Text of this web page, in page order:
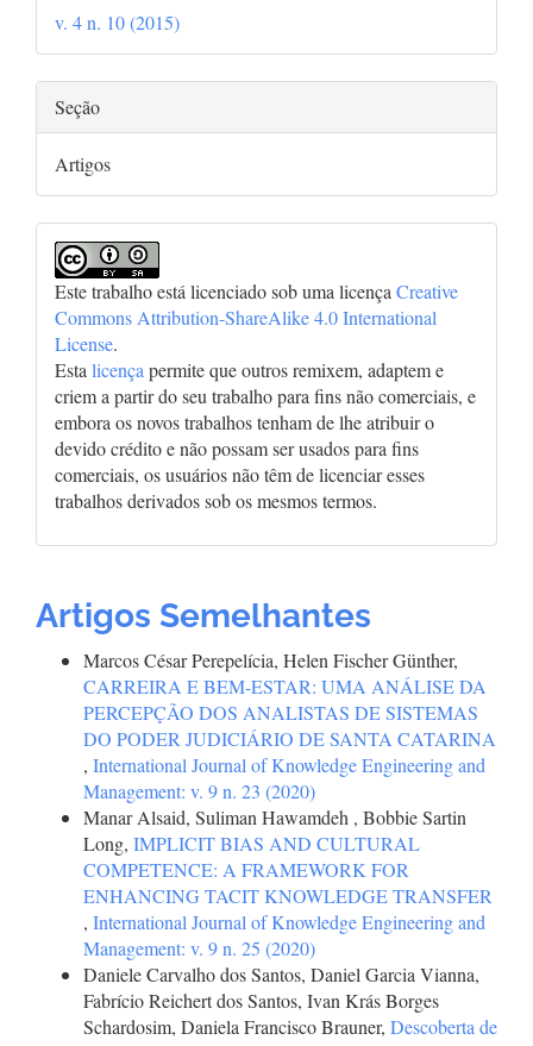
artigo
v. 4 n. 10 (2015)
Seção
Artigos
Este trabalho está licenciado sob uma licença Creative
Commons Attribution-ShareAlike 4.0 International
License.
Esta licença permite que outros remixem, adaptem e
criem a partir do seu trabalho para fins não comerciais, e
embora os novos trabalhos tenham de lhe atribuir o
devido crédito e não possam ser usados para fins
comerciais, os usuários não têm de licenciar esses
trabalhos derivados sob os mesmos termos.
Artigos Semelhantes
Marcos César Perepelícia, Helen Fischer Günther,
CARREIRA E BEM-ESTAR: UMA ANÁLISE DA
PERCEPÇÃO DOS ANALISTAS DE SISTEMAS
DO PODER JUDICIÁRIO DE SANTA CATARINA
, International Journal of Knowledge Engineering and
Management: v. 9 n. 23 (2020)
Manar Alsaid, Suliman Hawamdeh , Bobbie Sartin
Long, IMPLICIT BIAS AND CULTURAL
COMPETENCE: A FRAMEWORK FOR
ENHANCING TACIT KNOWLEDGE TRANSFER
, International Journal of Knowledge Engineering and
Management: v. 9 n. 25 (2020)
Daniele Carvalho dos Santos, Daniel Garcia Vianna,
Fabrício Reichert dos Santos, Ivan Krás Borges
Schardosim, Daniela Francisco Brauner, Descoberta de